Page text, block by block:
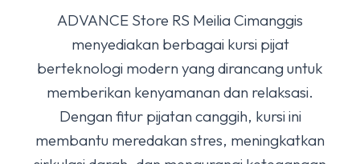
ADVANCE Store RS Meilia Cimanggis
menyediakan berbagai kursi pijat
berteknologi modern yang dirancang untuk
memberikan kenyamanan dan relaksasi.
Dengan fitur pijatan canggih, kursi ini
membantu meredakan stres, meningkatkan